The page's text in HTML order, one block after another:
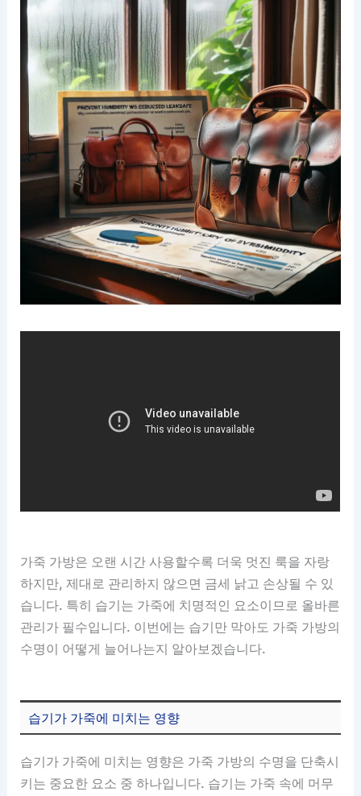
가죽 가방은 오랜 시간 사용할수록 더욱 멋진 룩을 자랑
하지만, 제대로 관리하지 않으면 금세 낡고 손상될 수 있
습니다. 특히 습기는 가죽에 치명적인 요소이므로 올바른
관리가 필수입니다. 이번에는 습기만 막아도 가죽 가방의
수명이 어떻게 늘어나는지 알아보겠습니다.
습기가 가죽에 미치는 영향
습기가 가죽에 미치는 영향은 가죽 가방의 수명을 단축시
키는 중요한 요소 중 하나입니다. 습기는 가죽 속에 머무